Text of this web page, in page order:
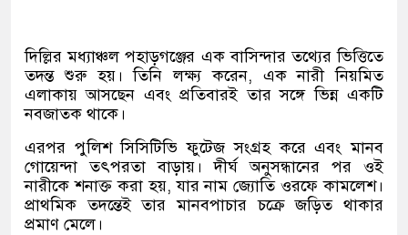
দিল্লির মধ্যাঞ্চল পহাড়গঞ্জের এক বাসিন্দার তথ্যের ভিত্তিতে
তদন্ত শুরু হয়। তিনি লক্ষ্য করেন, এক নারী নিয়মিত
এলাকায় আসছেন এবং প্রতিবারই তার সঙ্গে ভিন্ন একটি
নবজাতক থাকে।
এরপর পুলিশ সিসিটিভি ফুটেজ সংগ্রহ করে এবং মানব
গোয়েন্দা তৎপরতা বাড়ায়। দীর্ঘ অনুসন্ধানের পর ওই
নারীকে শনাক্ত করা হয়, যার নাম জ্যোতি ওরফে কামলেশ।
প্রাথমিক তদন্তেই তার মানবপাচার চক্রে জড়িত থাকার
প্রমাণ মেলে।